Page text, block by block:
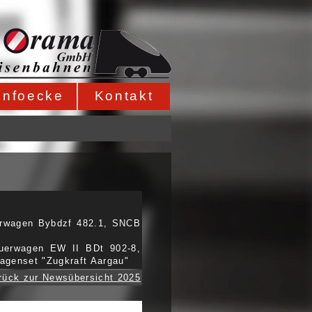
Kontakt
Bybdzf 482.1, SNCB
EW II BDt 902-8,
"Zugkraft Aargau"
zur Newsübersicht 2025